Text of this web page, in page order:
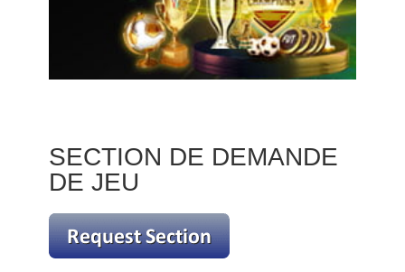
SECTION DE DEMANDE
DE JEU